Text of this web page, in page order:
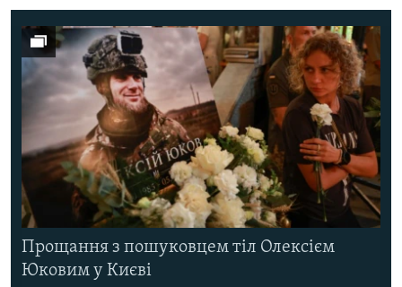
Прощання з пошуковцем тіл Олексієм
Юковим у Києві